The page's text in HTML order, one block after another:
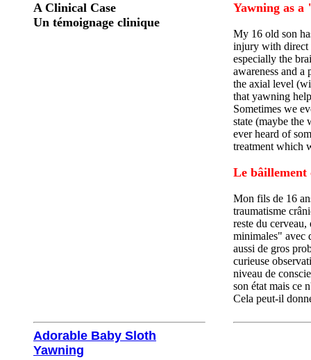
A Clinical Case
Un témoignage clinique
Yawning as
My 16 old son
injury with direct
especially the
awareness and a
the axial level
that yawning
Sometimes we
state (maybe
ever heard of
treatment which
Le bâillement
Mon fils de 16
traumatisme
reste du
minimales" avec
aussi de gros
curieuse
niveau de
son état mais ce
Cela peut-il
Adorable Baby Sloth
Yawning